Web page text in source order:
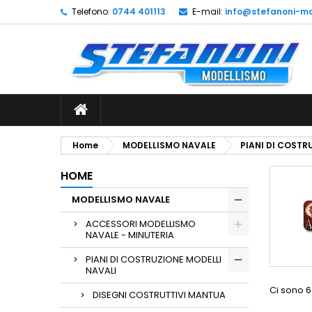
Telefono: 0744 401113 E-mail: info@stefanoni-
Home MODELLISMO NAVALE PIANI DI
HOME
MODELLISMO NAVALE
ACCESSORI MODELLISMO
NAVALE - MINUTERIA
PIANI DI COSTRUZIONE MODELLI
NAVALI
DISEGNI COSTRUTTIVI MANTUA
Ci sono